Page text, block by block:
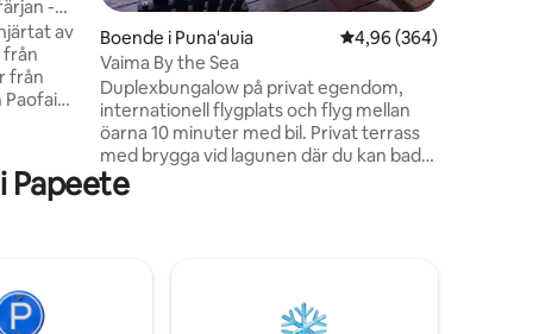
-
av
från
från
Paofai
Boende i Puna'auia 4,96 av 5 i
4,96 (364)
Vaima By the Sea
Duplexbungalow på privat egendom,
internationell flygplats och flyg mellan
öarna 10 minuter med bil. Privat terrass
med brygga vid lagunen där du kan bada.
2 kajaker för utflykter och tillgång till
sandbanken, 100 meter från fare Vaima.
Moorea och dess magnifika
Papeete